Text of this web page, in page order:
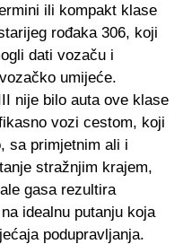
ili kompakt klase
rođaka 306, koji
dati vozaču i
umijeće.
nije bilo auta ove klase
vozi cestom, koji
sa primjetnim ali i
stražnjim krajem,
gasa rezultira
idealnu putanju koja
podupravljanja.